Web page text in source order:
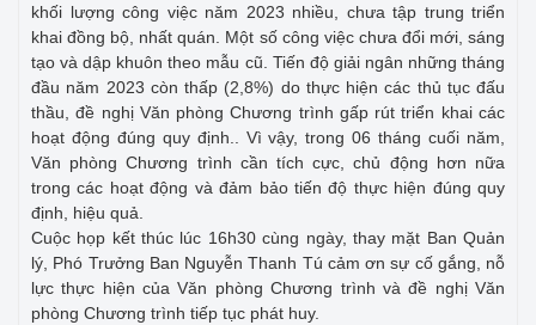
khối lượng công việc năm 2023 nhiều, chưa tập trung triển
khai đồng bộ, nhất quán. Một số công việc chưa đổi mới, sáng
tạo và dập khuôn theo mẫu cũ. Tiến độ giải ngân những tháng
đầu năm 2023 còn thấp (2,8%) do thực hiện các thủ tục đấu
thầu, đề nghị Văn phòng Chương trình gấp rút triển khai các
hoạt động đúng quy định.. Vì vậy, trong 06 tháng cuối năm,
Văn phòng Chương trình cần tích cực, chủ động hơn nữa
trong các hoạt động và đảm bảo tiến độ thực hiện đúng quy
định, hiệu quả.
Cuộc họp kết thúc lúc 16h30 cùng ngày, thay mặt Ban Quản
lý, Phó Trưởng Ban Nguyễn Thanh Tú cảm ơn sự cố gắng, nỗ
lực thực hiện của Văn phòng Chương trình và đề nghị Văn
phòng Chương trình tiếp tục phát huy.